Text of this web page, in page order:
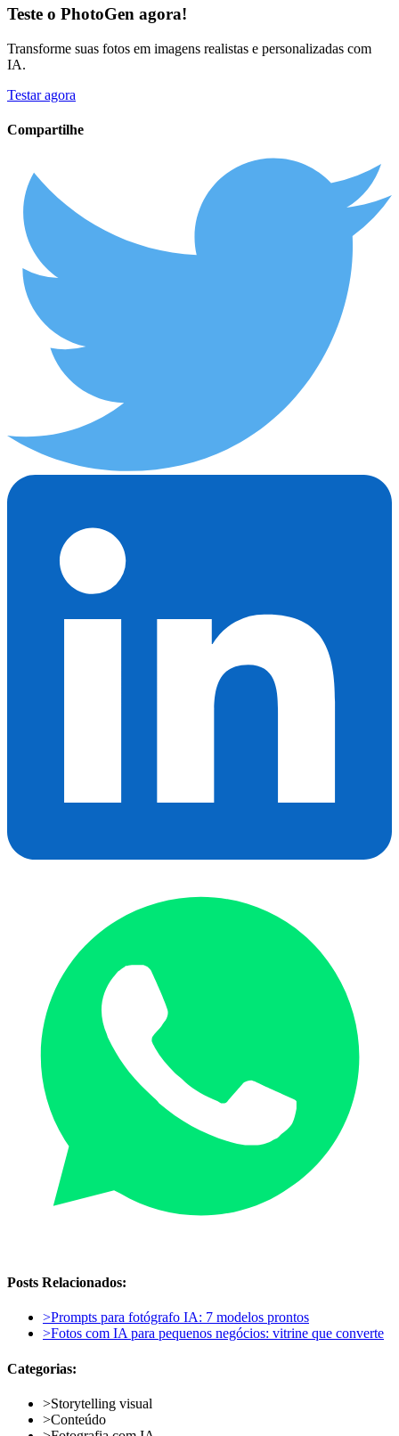
Teste o PhotoGen agora!
Transforme suas fotos em imagens realistas e personalizadas com
IA.
Testar agora
Compartilhe
Posts Relacionados:
>Prompts para fotógrafo IA: 7 modelos prontos
>Fotos com IA para pequenos negócios: vitrine que converte
Categorias:
>Storytelling visual
>Conteúdo